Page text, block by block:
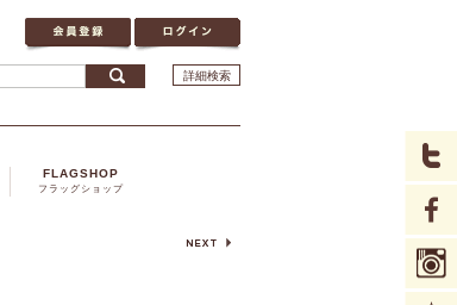
詳細検索
FLAGSHOP
フラッグショップ